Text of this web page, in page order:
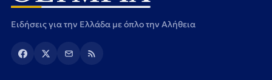
Ειδήσεις για την Ελλάδα με όπλο την Αλήθεια